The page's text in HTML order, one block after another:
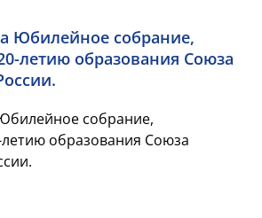
Юбилейное собрание,
летию образования Союза
собрание,
образования Союза